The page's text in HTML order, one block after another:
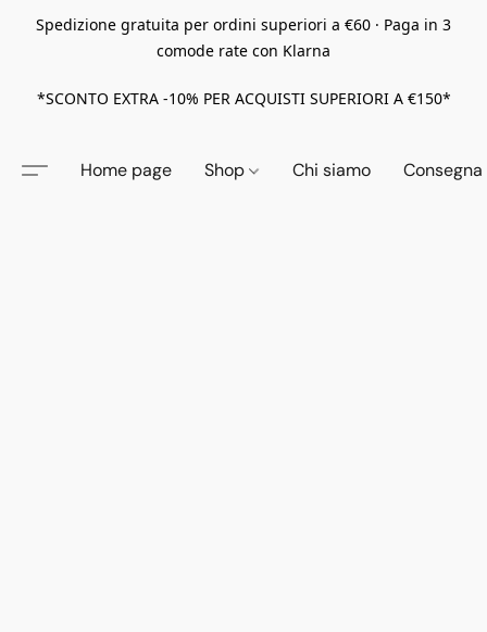
Spedizione gratuita per ordini superiori a €60 · Paga in 3
comode rate con Klarna
*SCONTO EXTRA -10% PER ACQUISTI SUPERIORI A €150*
Home page Shop Chi siamo Consegna